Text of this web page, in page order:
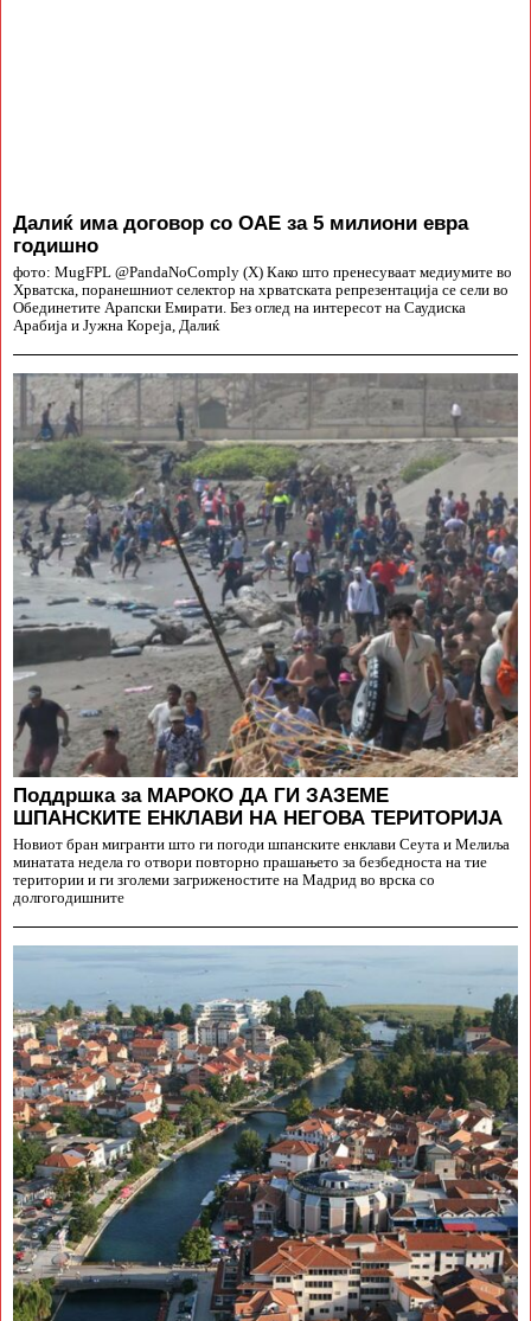
Далиќ има договор со ОАЕ за 5 милиони евра
годишно
фото: MugFPL @PandaNoComply (X) Како што пренесуваат медиумите во
Хрватска, поранешниот селектор на хрватската репрезентација се сели во
Обединетите Арапски Емирати. Без оглед на интересот на Саудиска
Арабија и Јужна Кореја, Далиќ
Поддршка за МАРОКО ДА ГИ ЗАЗЕМЕ
ШПАНСКИТЕ ЕНКЛАВИ НА НЕГОВА ТЕРИТОРИЈА
Новиот бран мигранти што ги погоди шпанските енклави Сеута и Мелиља
минатата недела го отвори повторно прашањето за безбедноста на тие
територии и ги зголеми загриженостите на Мадрид во врска со
долгогодишните